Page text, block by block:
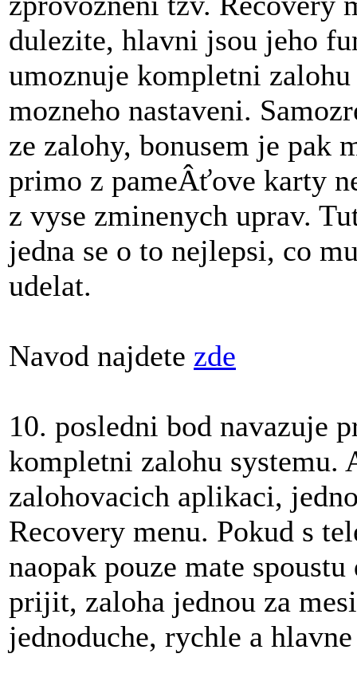
dulezite, hlavni jsou jeho
umoznuje kompletni
mozneho nastaveni.
ze zalohy, bonusem je pak
primo z pameÂťove karty
z vyse zminenych uprav.
jedna se o to nejlepsi, co
udelat.
Navod najdete zde
10. posledni bod navazuje
kompletni zalohu systemu.
zalohovacich aplikaci,
Recovery menu. Pokud s
naopak pouze mate
prijit, zaloha jednou za
jednoduche, rychle a